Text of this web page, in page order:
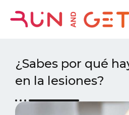
¿Sabes por qué
en la lesiones?